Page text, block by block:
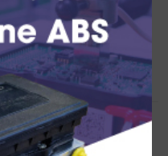
02/2010
Diesel] Esempi di